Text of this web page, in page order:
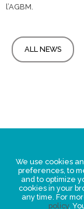
l’AGBM.
ALL NEWS
Legal Statement
Privacy policy for
Events
News
We use cookies
preferences, to
and to optimize
cookies in your
any time. For
policy.